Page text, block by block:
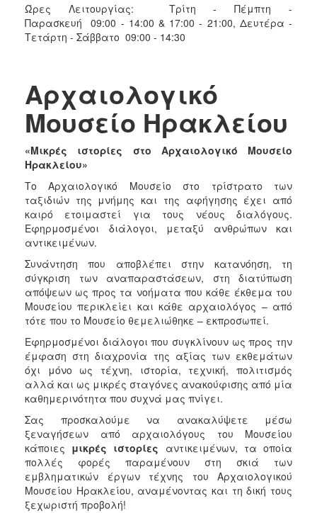
Ώρες Λειτουργίας: Τρίτη - Πέμπτη -
Παρασκευή 09:00 - 14:00 & 17:00 - 21:00, Δευτέρα -
Τετάρτη - Σάββατο 09:00 - 14:30
Αρχαιολογικό
Μουσείο Ηρακλείου
«Μικρές ιστορίες στο Αρχαιολογικό Μουσείο
Ηρακλείου»
Το Αρχαιολογικό Μουσείο στο τρίστρατο των
ταξιδιών της μνήμης και της αφήγησης έχει από
καιρό ετοιμαστεί για τους νέους διαλόγους.
Εφηρμοσμένοι διάλογοι, μεταξύ ανθρώπων και
αντικειμένων.
Συνάντηση που αποβλέπει στην κατανόηση, τη
σύγκριση των αναπαραστάσεων, στη διατύπωση
απόψεων ως προς τα νοήματα που κάθε έκθεμα του
Μουσείου περικλείει και κάθε αρχαιολόγος – από
τότε που το Μουσείο θεμελιώθηκε – εκπροσωπεί.
Εφηρμοσμένοι διάλογοι που συγκλίνουν ως προς την
έμφαση στη διαχρονία της αξίας των εκθεμάτων
όχι μόνο ως τέχνη, ιστορία, τεχνική, πολιτισμός
αλλά και ως μικρές σταγόνες ανακούφισης από μία
καθημερινότητα που συχνά μας πνίγει.
Σας προσκαλούμε να ανακαλύψετε μέσω
ξεναγήσεων από αρχαιολόγους του Μουσείου
κάποιες μικρές ιστορίες αντικειμένων, τα οποία
πολλές φορές παραμένουν στη σκιά των
εμβληματικών έργων τέχνης του Αρχαιολογικού
Μουσείου Ηρακλείου, αναμένοντας και τη δική τους
ξεχωριστή προβολή!